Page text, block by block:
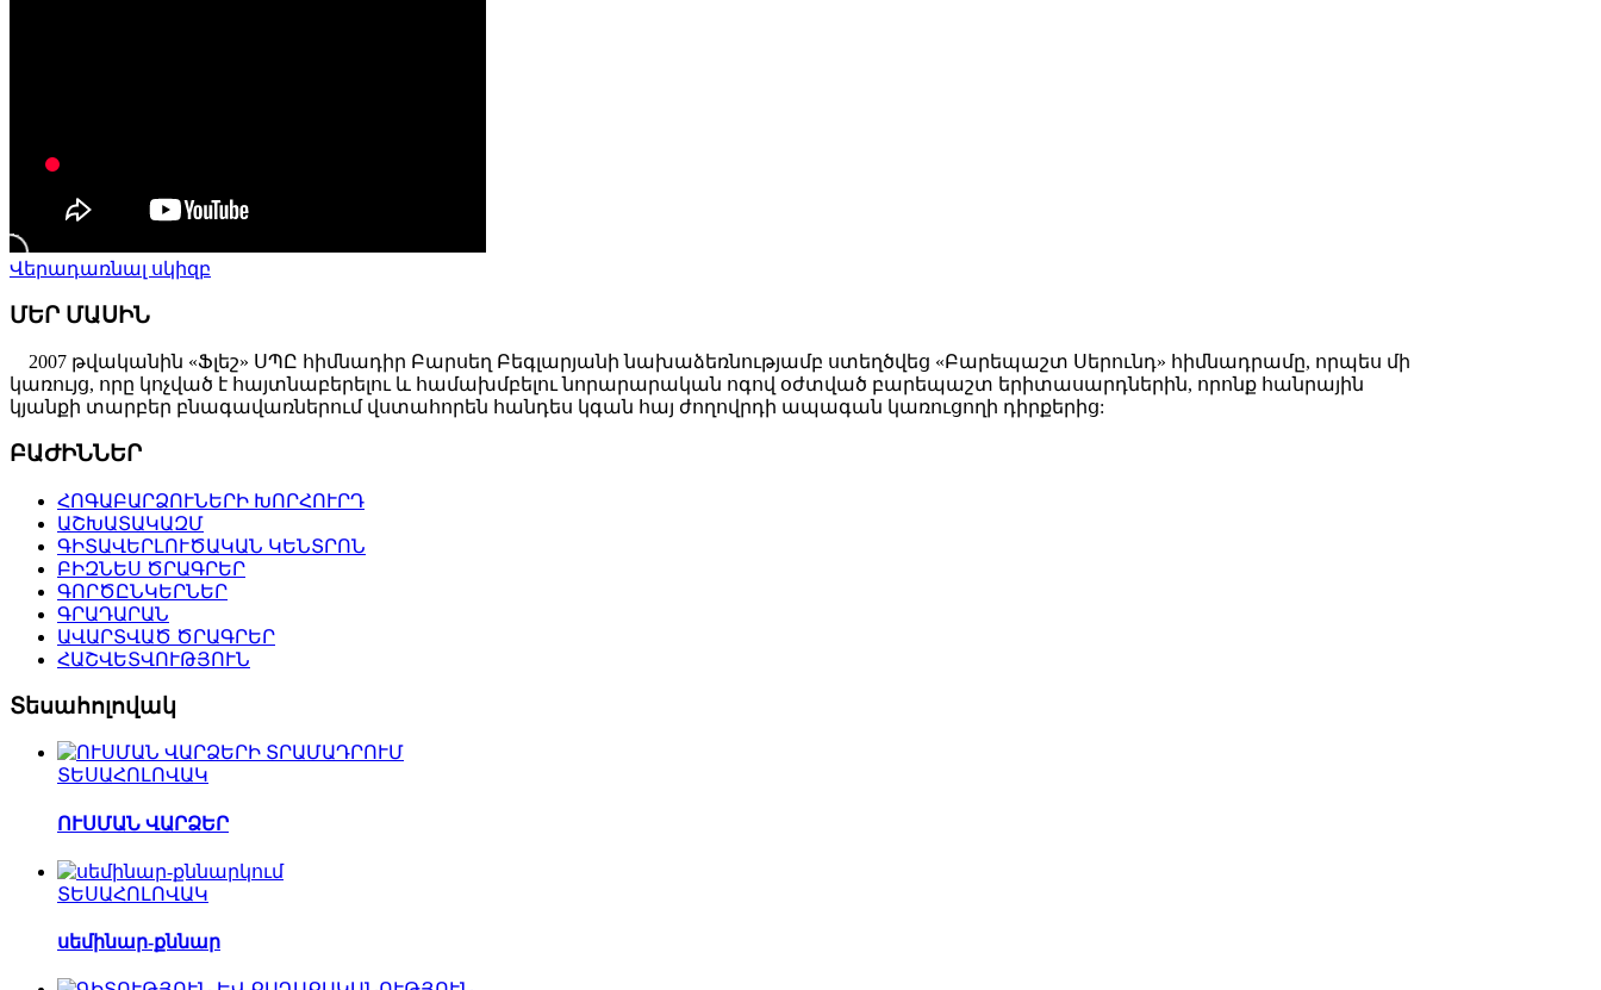
Վերադառնալ սկիզբ
ՄԵՐ ՄԱՍԻՆ
2007 թվականին «Ֆլեշ» ՍՊԸ հիմնադիր Բարսեղ Բեգլարյանի նախաձեռնությամբ ստեղծվեց «Բարեպաշտ Սերունդ» հիմնադրամը, որպես մի
կառույց, որը կոչված է հայտնաբերելու և համախմբելու նորարարական ոգով օժտված բարեպաշտ երիտասարդներին, որոնք հանրային
կյանքի տարբեր բնագավառներում վստահորեն հանդես կգան հայ ժողովրդի ապագան կառուցողի դիրքերից:
ԲԱԺԻՆՆԵՐ
ՀՈԳԱԲԱՐՁՈՒՆԵՐԻ ԽՈՐՀՈՒՐԴ
ԱՇԽԱՏԱԿԱԶՄ
ԳԻՏԱՎԵՐԼՈՒԾԱԿԱՆ ԿԵՆՏՐՈՆ
ԲԻԶՆԵՍ ԾՐԱԳՐԵՐ
ԳՈՐԾԸՆԿԵՐՆԵՐ
ԳՐԱԴԱՐԱՆ
ԱՎԱՐՏՎԱԾ ԾՐԱԳՐԵՐ
ՀԱՇՎԵՏՎՈՒԹՅՈՒՆ
Տեսահոլովակ
ՏԵՍԱՀՈԼՈՎԱԿ
ՈՒՍՄԱՆ ՎԱՐՁԵՐ
ՏԵՍԱՀՈԼՈՎԱԿ
սեմինար-քննար